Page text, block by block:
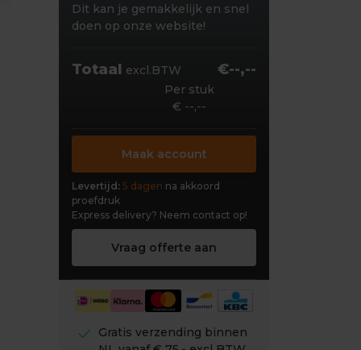
Dit kan je gemakkelijk en snel
doen op onze website!
Totaal excl.BTW €--,--
Per stuk
€ --,--
Maak account
Levertijd: 5 dagen na akkoord
proefdruk
Express delivery? Neem contact op!
Vraag offerte aan
check
Gratis verzending binnen